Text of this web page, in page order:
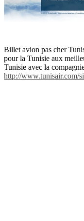
Billet avion pas cher
pour la Tunisie aux
Tunisie avec la
http://www.tunisair.com/